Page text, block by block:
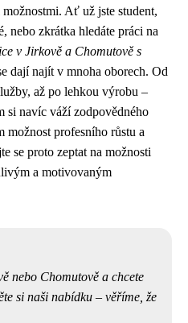
Ať už jste student,
nebo zkrátka hledáte práci na
v Jirkově a Chomutově s
dají najít v mnoha oborech. Od
až po lehkou výrobu –
si navíc váží zodpovědného
profesního růstu a
se proto zeptat na možnosti
a motivovaným
nebo Chomutově a chcete
si naši nabídku – věříme, že